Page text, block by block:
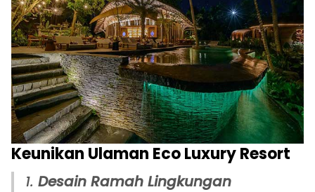
Keunikan Ulaman Eco Luxury Resort
1. Desain Ramah Lingkungan